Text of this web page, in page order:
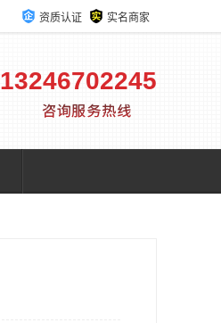
资质认证 实名商家
13246702245